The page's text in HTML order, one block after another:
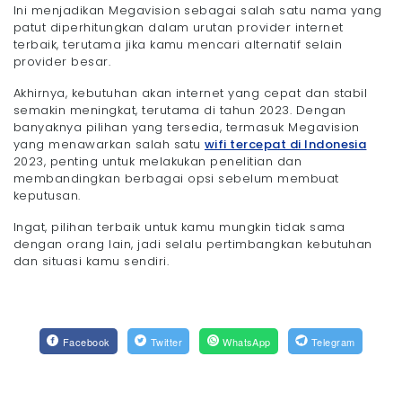
Ini menjadikan Megavision sebagai salah satu nama yang
patut diperhitungkan dalam urutan provider internet
terbaik, terutama jika kamu mencari alternatif selain
provider besar.
Akhirnya, kebutuhan akan internet yang cepat dan stabil
semakin meningkat, terutama di tahun 2023. Dengan
banyaknya pilihan yang tersedia, termasuk Megavision
yang menawarkan salah satu wifi tercepat di Indonesia
2023, penting untuk melakukan penelitian dan
membandingkan berbagai opsi sebelum membuat
keputusan.
Ingat, pilihan terbaik untuk kamu mungkin tidak sama
dengan orang lain, jadi selalu pertimbangkan kebutuhan
dan situasi kamu sendiri.
Facebook Twitter WhatsApp Telegram